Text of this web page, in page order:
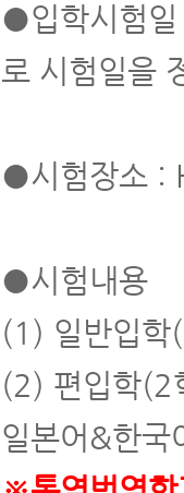
●입학시험일
로 시험일을
●시험장소 :
●시험내용
(1) 일반입학
(2) 편입학(2
일본어&한